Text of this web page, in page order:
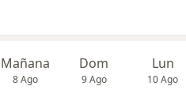
Mañana
8 Ago
Dom
9 Ago
Lun
10 Ago